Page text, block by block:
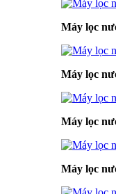
Máy lọc
Máy lọc
Máy lọc
Máy lọc